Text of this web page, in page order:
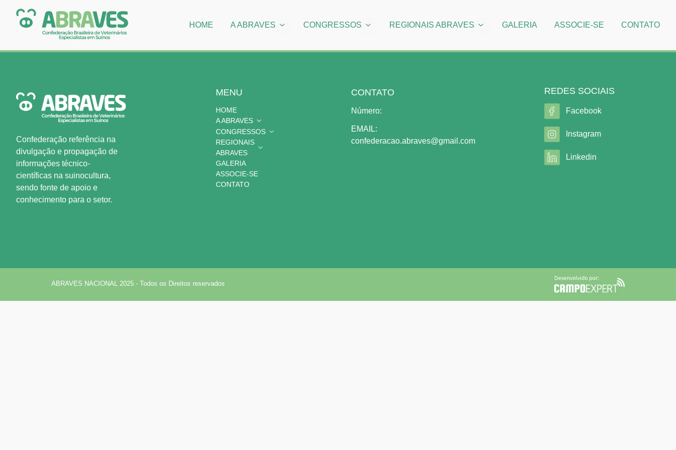
HOME A ABRAVES CONGRESSOS REGIONAIS ABRAVES GALERIA ASSOCIE-SE CONTATO
Confederação referência na
divulgação e propagação de
informações técnico-
científicas na suinocultura,
sendo fonte de apoio e
conhecimento para o setor.
MENU
HOME
A ABRAVES
CONGRESSOS
REGIONAIS
ABRAVES
GALERIA
ASSOCIE-SE
CONTATO
CONTATO
Número:
EMAIL:
confederacao.abraves@gmail.com
REDES SOCIAIS
Facebook
Instagram
Linkedin
ABRAVES NACIONAL 2025 - Todos os Direitos reservados